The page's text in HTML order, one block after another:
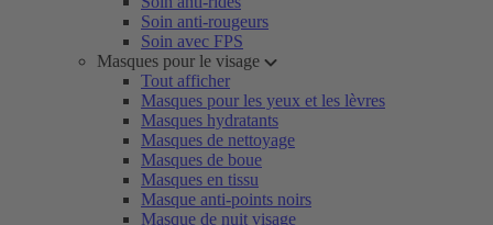
Soin anti-rougeurs
Soin avec FPS
Masques pour le visage
Tout afficher
Masques pour les yeux et les lèvres
Masques hydratants
Masques de nettoyage
Masques de boue
Masques en tissu
Masque anti-points noirs
Masque de nuit visage